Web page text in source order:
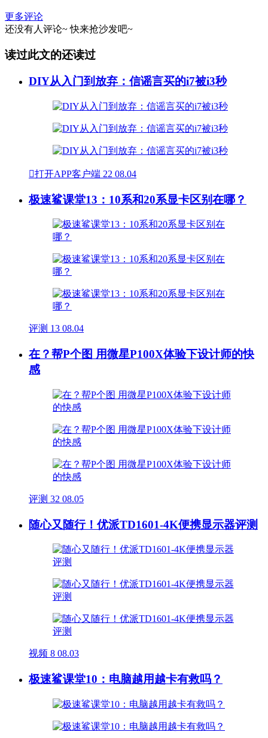
更多评论
还没有人评论~ 快来抢沙发吧~
读过此文的还读过
DIY从入门到放弃：信谣言买的i7被i3秒
打开APP客户端 22 08.04
极速鲨课堂13：10系和20系显卡区别在哪？
评测 13 08.04
在？帮P个图 用微星P100X体验下设计师的快
感
评测 32 08.05
随心又随行！优派TD1601-4K便携显示器评测
视频 8 08.03
极速鲨课堂10：电脑越用越卡有救吗？